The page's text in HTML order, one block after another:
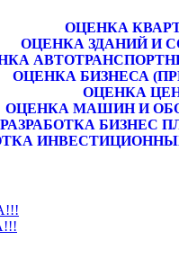
ОЦЕНКА
ОЦЕНКА ЗДАНИЙ И
ОЦЕНКА БИЗНЕСА
ОЦЕНКА
ОЦЕНКА МАШИН И
РАЗРАБОТКА БИЗНЕС